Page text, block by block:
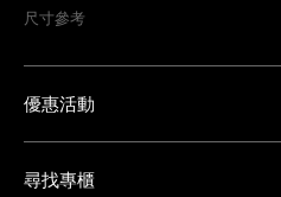
尺寸參考
優惠活動
尋找專櫃